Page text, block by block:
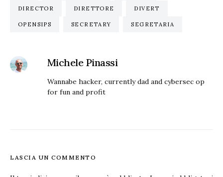
DIRECTOR DIRETTORE DIVERT
OPENSIPS SECRETARY SEGRETARIA
Michele Pinassi
Wannabe hacker, currently dad and cybersec op
for fun and profit
LASCIA UN COMMENTO